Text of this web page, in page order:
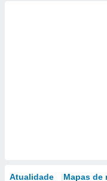
Atualidade Mapas de